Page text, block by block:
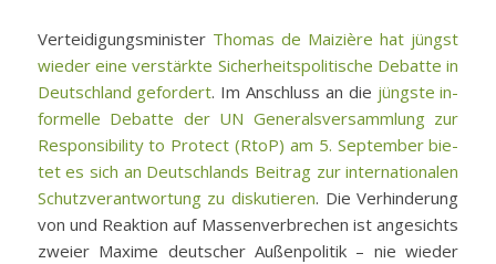
Ver­tei­di­gungs­mi­nis­terTho­mas de Mai­zière hat jüngst
wie­der ei­ne ver­stärk­te Si­cher­heits­po­li­ti­sche De­bat­te in
Deutsch­land ge­for­dert. Im An­schluss an die jüngs­te in­
for­mel­le De­bat­te der UN Ge­ne­rals­ver­samm­lung zur
Re­s­pon­si­bi­li­ty to Pro­tect (RtoP) am 5. Sep­tem­ber bie­
tet es sich an Deutsch­lands Bei­trag zur in­ter­na­tio­na­len
Schutz­ver­ant­wor­tung zu dis­ku­tie­ren. Die Ver­hin­de­rung
von und Re­ak­ti­on auf Mas­sen­ver­bre­chen ist an­ge­sichts
zwei­er Ma­xi­me deut­scher Au­ßen­po­li­tik – nie wie­der